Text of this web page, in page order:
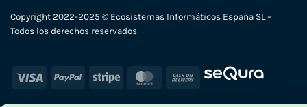
Copyright 2022-2025 © Ecosistemas Informáticos España SL –
Todos los derechos reservados
Visa PayPal Stripe MasterCard
Cash